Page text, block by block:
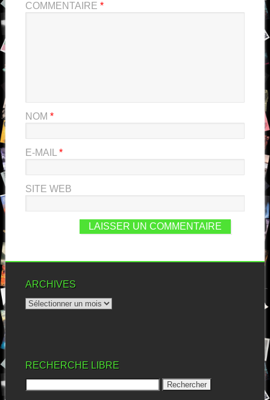
COMMENTAIRE *
NOM *
E-MAIL *
SITE WEB
ARCHIVES
RECHERCHE LIBRE